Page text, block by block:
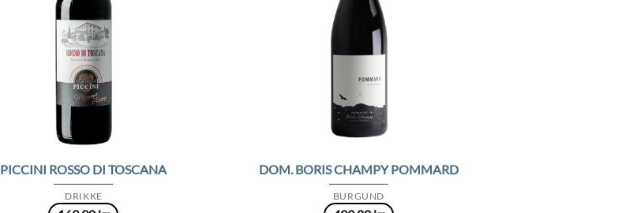
DRIKKE
PICCINI ROSSO DI TOSCANA
BURGUND
DOM. BORIS CHAMPY POMMARD